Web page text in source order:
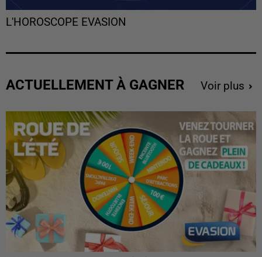
L'HOROSCOPE EVASION
ACTUELLEMENT À GAGNER Voir plus